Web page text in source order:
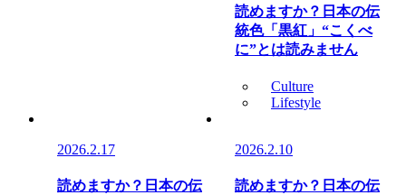
読めますか？日本の伝
統色「黒紅」“こくべ
に”とは読みません
Culture
Lifestyle
2026.2.17
読めますか？日本の伝
2026.2.10
読めますか？日本の伝